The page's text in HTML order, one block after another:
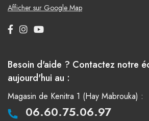
Afficher sur Google Map
Besoin d'aide ? Contactez notre
aujourd'hui au :
Magasin de Kenitra 1 (Hay Mabrouka) :
06.60.75.06.97